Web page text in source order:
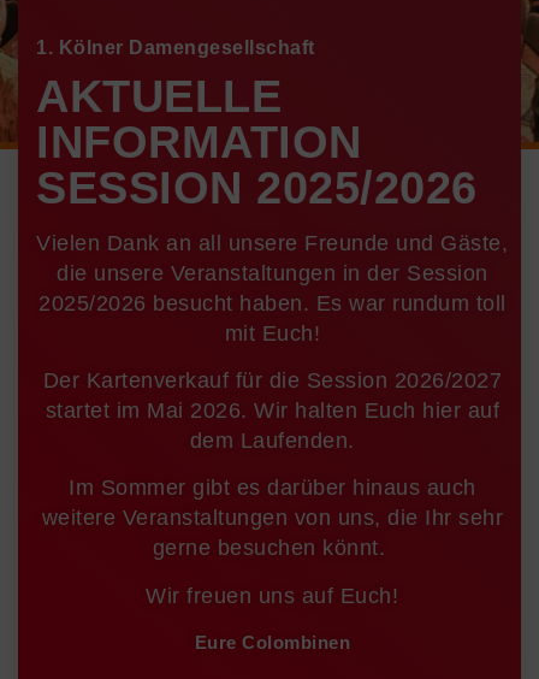
SESSION 2025/2026
KARTENVERKAUF
MEHR DAZU
1. Kölner Damengesellschaft
AKTUELLE
INFORMATION
SESSION 2025/2026
Vielen Dank an all unsere Freunde und Gäste,
die unsere Veranstaltungen in der Session
2025/2026 besucht haben. Es war rundum toll
mit Euch!
Der Kartenverkauf für die Session 2026/2027
startet im Mai 2026. Wir halten Euch hier auf
dem Laufenden.
Im Sommer gibt es darüber hinaus auch
weitere Veranstaltungen von uns, die Ihr sehr
gerne besuchen könnt.
Wir freuen uns auf Euch!
Eure Colombinen